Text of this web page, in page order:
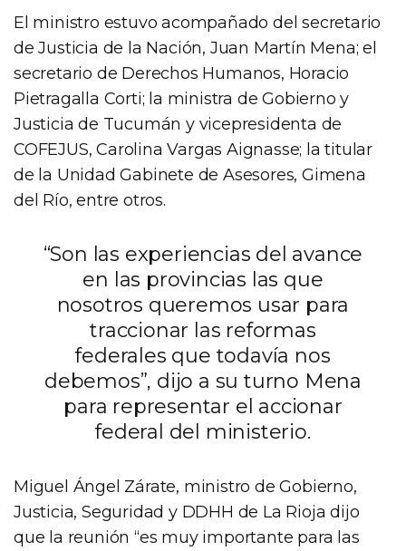
El ministro estuvo acompañado del secretario
de Justicia de la Nación, Juan Martín Mena; el
secretario de Derechos Humanos, Horacio
Pietragalla Corti; la ministra de Gobierno y
Justicia de Tucumán y vicepresidenta de
COFEJUS, Carolina Vargas Aignasse; la titular
de la Unidad Gabinete de Asesores, Gimena
del Río, entre otros.
“Son las experiencias del avance
en las provincias las que
nosotros queremos usar para
traccionar las reformas
federales que todavía nos
debemos”, dijo a su turno Mena
para representar el accionar
federal del ministerio.
Miguel Ángel Zárate, ministro de Gobierno,
Justicia, Seguridad y DDHH de La Rioja dijo
que la reunión “es muy importante para las